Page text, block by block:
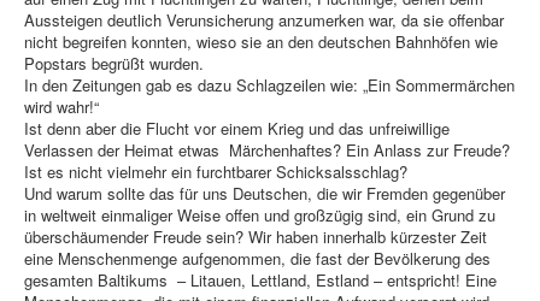
Aussteigen deutlich Verunsicherung anzumerken war, da sie offenbar
nicht begreifen konnten, wieso sie an den deutschen Bahnhöfen wie
Popstars begrüßt wurden.
In den Zeitungen gab es dazu Schlagzeilen wie: „Ein Sommermärchen
wird wahr!“
Ist denn aber die Flucht vor einem Krieg und das unfreiwillige
Verlassen der Heimat etwas Märchenhaftes? Ein Anlass zur Freude?
Ist es nicht vielmehr ein furchtbarer Schicksalsschlag?
Und warum sollte das für uns Deutschen, die wir Fremden gegenüber
in weltweit einmaliger Weise offen und großzügig sind, ein Grund zu
überschäumender Freude sein? Wir haben innerhalb kürzester Zeit
eine Menschenmenge aufgenommen, die fast der Bevölkerung des
gesamten Baltikums – Litauen, Lettland, Estland – entspricht! Eine